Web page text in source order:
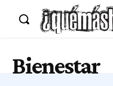
Bienestar